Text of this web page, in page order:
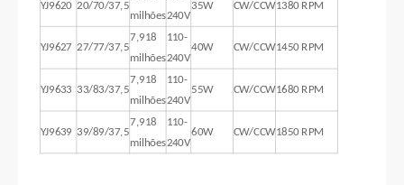
YJ9620 20/70/37,5
milhões240V
35W CW/CCW1380 RPM
YJ9627 27/77/37,5
7,918
milhões
110-
240V
40W CW/CCW1450 RPM
YJ9633 33/83/37,5
7,918
milhões
110-
240V
55W CW/CCW1680 RPM
YJ9639 39/89/37,5
7,918
milhões
110-
240V
60W CW/CCW1850 RPM